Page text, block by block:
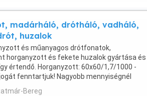
madárháló, drótháló, vadháló,
huzalok
és műanyagos drótfonatok,
horganyzott és fekete huzalok gyártása és
értendő. Horganyzott: 60x60/1,7/1000 -
fenntartjuk! Nagyobb mennyiségnél
Bereg